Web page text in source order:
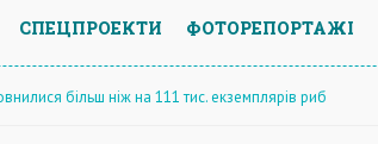
СПЕЦПРОЕКТИ ФОТОРЕПОРТАЖІ
більш ніж на 111 тис. екземплярів риб